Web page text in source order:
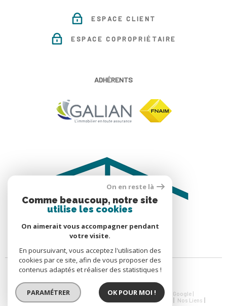
ESPACE CLIENT
ESPACE COPROPRIÉTAIRE
ADHÉRENTS
© 2026 | Tous droits réservés | Traduction powered by Google |
Nos Honoraires
Plan Du Site Mentions Légales Admin
Nos Liens
On en reste là
Comme beaucoup, notre site
utilise les cookies
On aimerait vous accompagner pendant
votre visite.
En poursuivant, vous acceptez l'utilisation des
cookies par ce site, afin de vous proposer des
contenus adaptés et réaliser des statistiques !
PARAMÉTRER OK POUR MOI !